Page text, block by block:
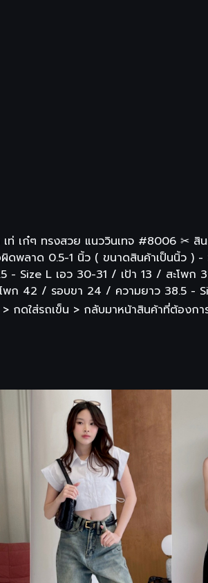
ท่ เก๋ๆ ทรงสวย แนววินเทจ #8006 ✂
ดพลาด 0.5-1 นิ้ว ( ขนาดสินค้าเป็นนิ้ว
- Size L เอว 30-31 / เป้า 13 / สะโพ
พก 42 / รอบขา 24 / ความยาว 38.5
กดใส่รถเข็น > กลับมาหน้าสินค้าที่ต้องก